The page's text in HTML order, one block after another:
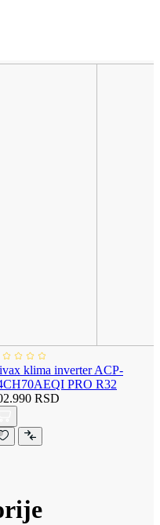
klima inverter ACP-
PRO R32
RSD